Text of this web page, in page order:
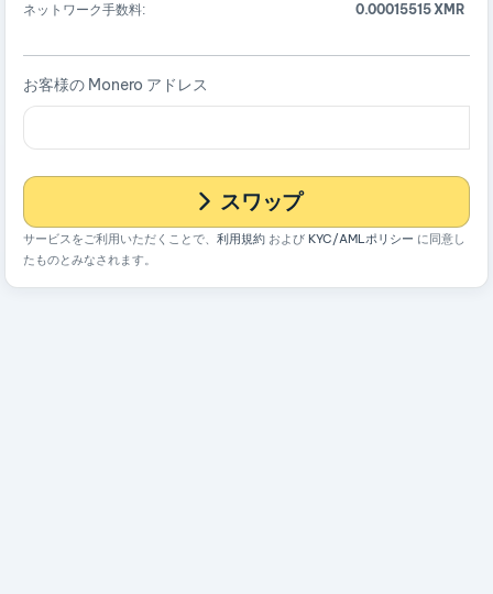
ネットワーク手数料: 0.00015515 XMR
お客様の Monero アドレス
スワップ
サービスをご利用いただくことで、 利用規約 および KYC/AMLポリシー に同意し
たものとみなされます。